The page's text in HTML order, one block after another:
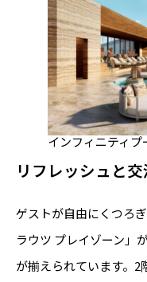
インフィニティプ
リフレッシュと
ゲストが自由にくつろ
ラウツ プレイゾーン」
が揃えられています。2